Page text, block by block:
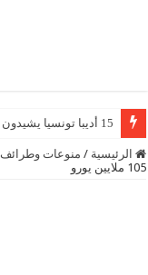
15 أديبا تونسيا يشيدون بتكريم الشاعر علي الدرورة
الرئيسية / منوعات وطرائف
105 ملايين يورو